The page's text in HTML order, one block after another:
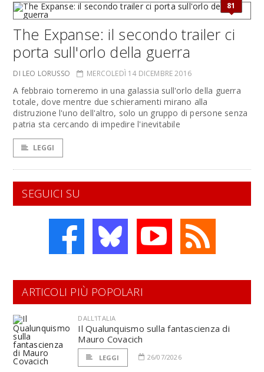
81
The Expanse: il secondo trailer ci
porta sull'orlo della guerra
DI LEO LORUSSO MERCOLEDÌ 14 DICEMBRE 2016
A febbraio torneremo in una galassia sull'orlo della guerra
totale, dove mentre due schieramenti mirano alla
distruzione l'uno dell'altro, solo un gruppo di persone senza
patria sta cercando di impedire l'inevitabile
LEGGI
SEGUICI SU
ARTICOLI PIÙ POPOLARI
DALL'ITALIA
Il Qualunquismo sulla fantascienza di
Mauro Covacich
LEGGI 26/07/2026